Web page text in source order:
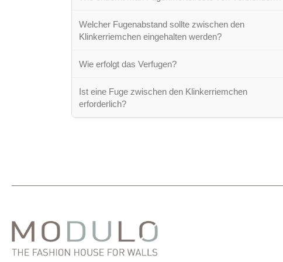
Welcher Fugenabstand sollte zwischen den
Klinkerriemchen eingehalten werden?
Wie erfolgt das Verfugen?
Ist eine Fuge zwischen den Klinkerriemchen
erforderlich?